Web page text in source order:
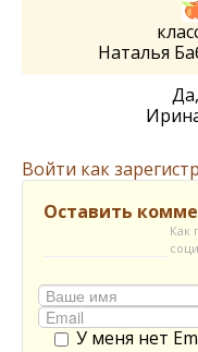
Наталья
Войти как
Оставить
Как
У меня нет